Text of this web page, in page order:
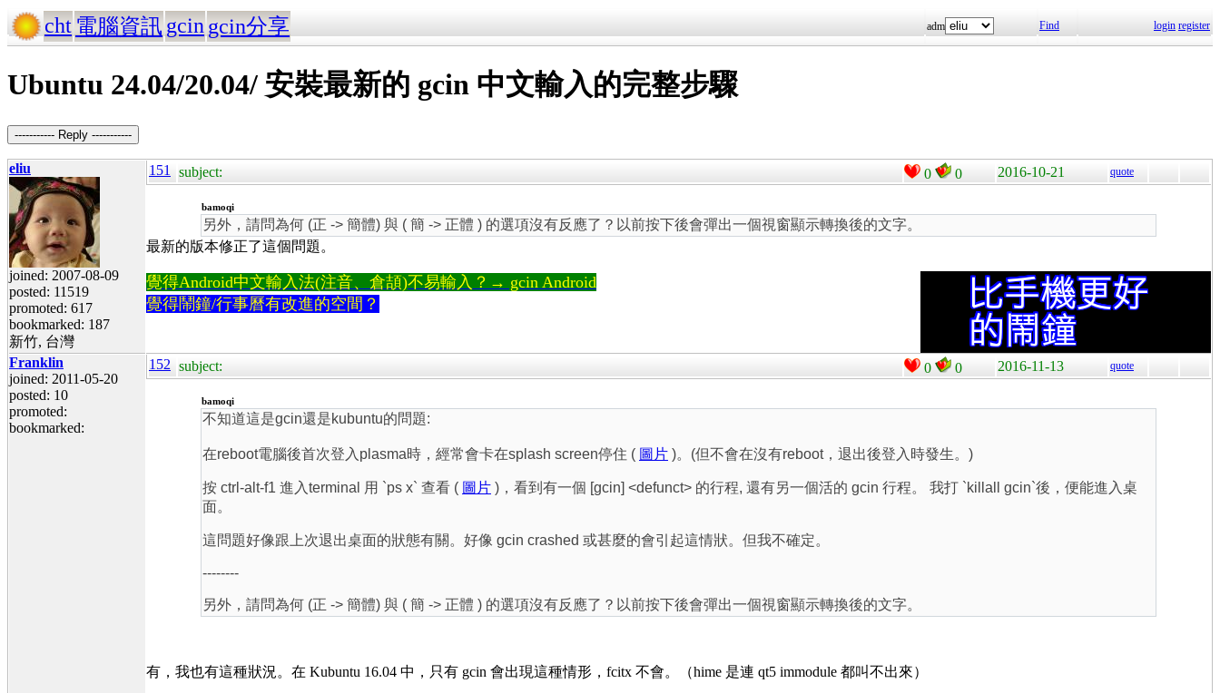
cht 電腦資訊 gcin gcin分享 adm Find login register
Ubuntu 24.04/20.04/ 安裝最新的 gcin 中文輸入的完整步驟
----------- Reply -----------
eliu
joined: 2007-08-09
posted: 11519
promoted: 617
bookmarked: 187
新竹, 台灣
151 subject: 0 0 2016-10-21 quote
bamoqi
另外，請問為何 (正 -> 簡體) 與 ( 簡 -> 正體 ) 的選項沒有反應了？以前按下後會彈出一個視窗顯示轉換後的文字。
最新的版本修正了這個問題。
覺得Android中文輸入法(注音、倉頡)不易輸入？→ gcin Android
覺得鬧鐘/行事曆有改進的空間？
Franklin
joined: 2011-05-20
posted: 10
promoted:
bookmarked:
152 subject: 0 0 2016-11-13 quote
bamoqi
不知道這是gcin還是kubuntu的問題:
在reboot電腦後首次登入plasma時，經常會卡在splash screen停住 ( 圖片 )。(但不會在沒有reboot，退出後登入時發生。)
按 ctrl-alt-f1 進入terminal 用 `ps x` 查看 ( 圖片 )，看到有一個 [gcin] <defunct> 的行程, 還有另一個活的 gcin 行程。 我打 `killall gcin`後，便能進入桌
面。
這問題好像跟上次退出桌面的狀態有關。好像 gcin crashed 或甚麼的會引起這情狀。但我不確定。
--------
另外，請問為何 (正 -> 簡體) 與 ( 簡 -> 正體 ) 的選項沒有反應了？以前按下後會彈出一個視窗顯示轉換後的文字。
有，我也有這種狀況。在 Kubuntu 16.04 中，只有 gcin 會出現這種情形，fcitx 不會。（hime 是連 qt5 immodule 都叫不出來）